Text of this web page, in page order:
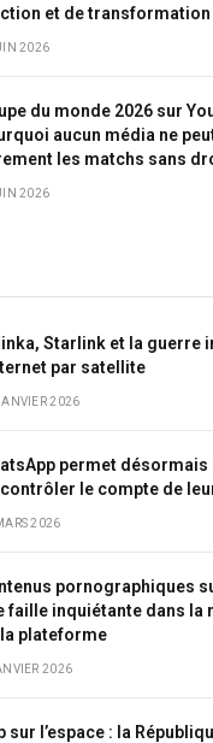
et de transformation
2026
du monde 2026 sur
aucun média ne
les matchs sans
2026
Starlink et la guerre
par satellite
2026
permet désormais
le compte de
2026
pornographiques
faille inquiétante dans la
plateforme
2026
sur l’espace : la